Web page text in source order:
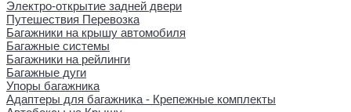
Электро-открытие задней двери
Путешествия Перевозка
Багажники на крышу автомобиля
Багажные системы
Багажники на рейлинги
Багажные дуги
Упоры багажника
Адаптеры для багажника - Крепежные комплекты